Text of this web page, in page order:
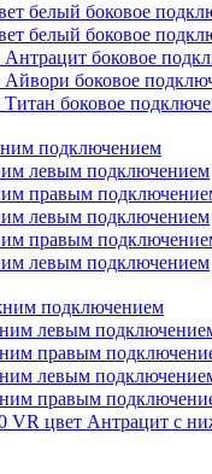
белый боковое
белый боковое
боковое
Айвори боковое
боковое
подключением
левым подключением
правым
левым подключением
правым
левым подключением
подключением
левым
правым
левым
правым
VR цвет Антрацит с